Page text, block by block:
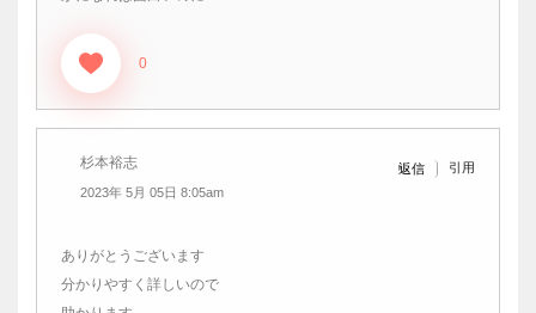
0
杉本裕志
2023年 5月 05日 8:05am
返信 引用
ありがとうございます
分かりやすく詳しいので